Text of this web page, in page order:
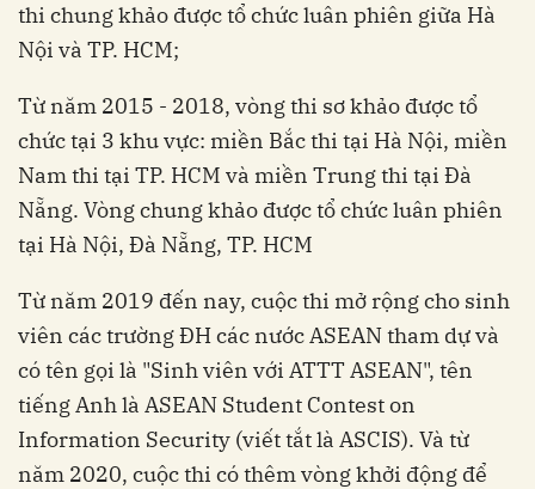
thi chung khảo được tổ chức luân phiên giữa Hà
Nội và TP. HCM;
Từ năm 2015 - 2018, vòng thi sơ khảo được tổ
chức tại 3 khu vực: miền Bắc thi tại Hà Nội, miền
Nam thi tại TP. HCM và miền Trung thi tại Đà
Nẵng. Vòng chung khảo được tổ chức luân phiên
tại Hà Nội, Đà Nẵng, TP. HCM
Từ năm 2019 đến nay, cuộc thi mở rộng cho sinh
viên các trường ĐH các nước ASEAN tham dự và
có tên gọi là "Sinh viên với ATTT ASEAN", tên
tiếng Anh là ASEAN Student Contest on
Information Security (viết tắt là ASCIS). Và từ
năm 2020, cuộc thi có thêm vòng khởi động để